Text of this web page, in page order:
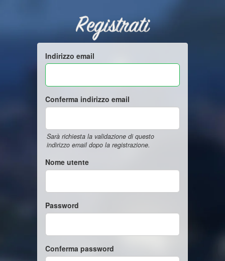
Registrati
Indirizzo email
Conferma indirizzo email
Sarà richiesta la validazione di questo
indirizzo email dopo la registrazione.
Nome utente
Password
Conferma password